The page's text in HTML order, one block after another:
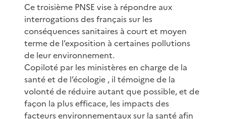
Ce troisième PNSE vise à répondre aux
interrogations des français sur les
conséquences sanitaires à court et moyen
terme de l’exposition à certaines pollutions
de leur environnement.
Copiloté par les ministères en charge de la
santé et de l’écologie , il témoigne de la
volonté de réduire autant que possible, et de
façon la plus efficace, les impacts des
facteurs environnementaux sur la santé afin